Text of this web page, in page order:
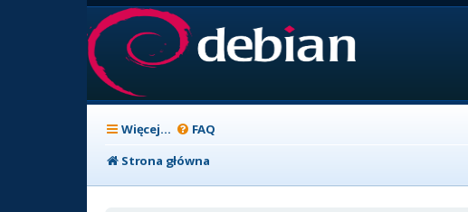
Więcej… FAQ
Strona główna